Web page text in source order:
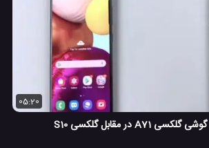
05:20
مقایسه و تست سرعت گوشی گلکسی A71 در مقابل گلکسی S10